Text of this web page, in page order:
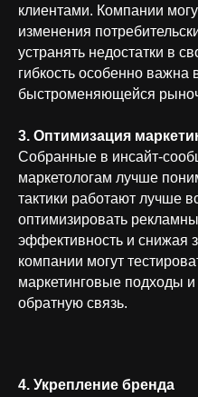
клиентами. Компании
изменения
устранять недостатки в
гибкость особенно важна
быстроменяющейся
3. Оптимизация
Собранные в инсайт-
маркетологам лучше
тактики работают лучше
оптимизировать
эффективность и снижая
компании могут
маркетинговые подходы
обратную связь.
4. Укрепление бренда